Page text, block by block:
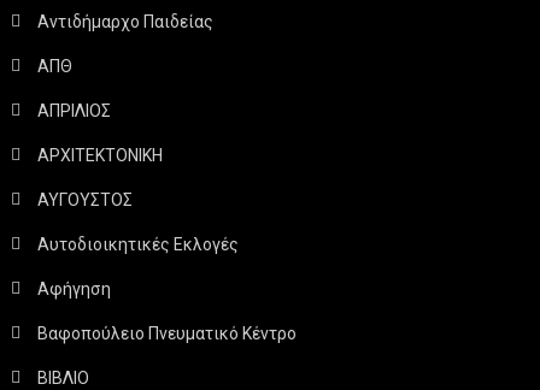
Αντιδήμαρχο Παιδείας
ΑΠΘ
ΑΠΡΙΛΙΟΣ
ΑΡΧΙΤΕΚΤΟΝΙΚΗ
ΑΥΓΟΥΣΤΟΣ
Αυτοδιοικητικές Εκλογές
Αφήγηση
Βαφοπούλειο Πνευματικό Κέντρο
ΒΙΒΛΙΟ